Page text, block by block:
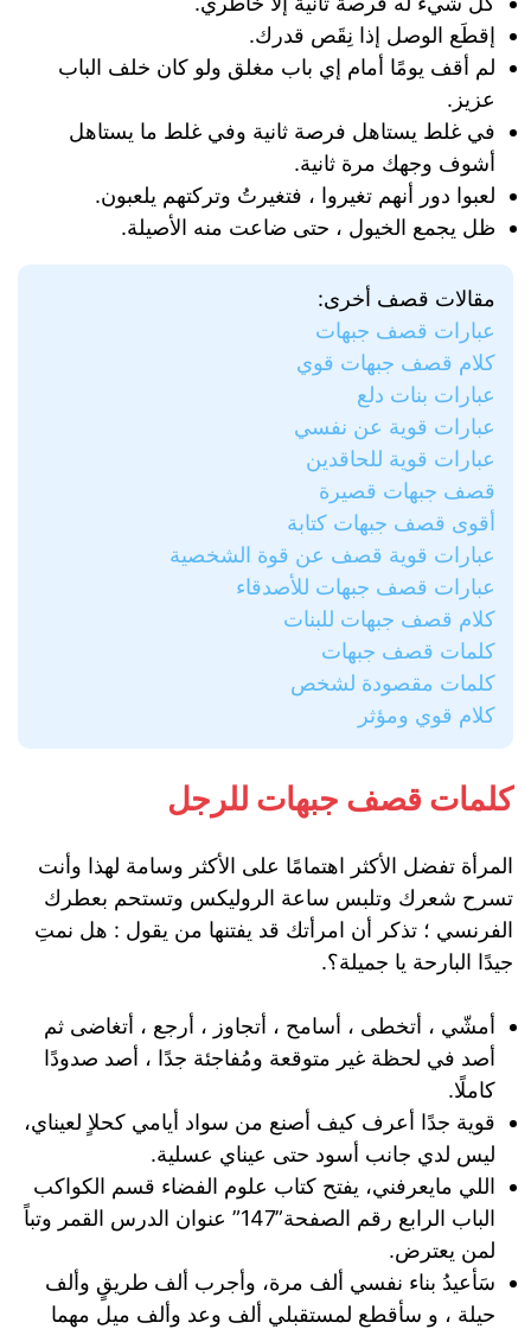
إقطَع الوصل إذا نِقَص قدرك.
لم أقف يومًا أمام إي باب مغلق ولو كان خلف الباب
عزيز.
في غلط يستاهل فرصة ثانية وفي غلط ما يستاهل
أشوف وجهك مرة ثانية.
لعبوا دور أنهم تغيروا ، فتغيرتُ وتركتهم يلعبون.
ظل يجمع الخيول ، حتى ضاعت منه الأصيلة.
مقالات قصف أخرى:
عبارات قصف جبهات
كلام قصف جبهات قوي
عبارات بنات دلع
عبارات قوية عن نفسي
عبارات قوية للحاقدين
قصف جبهات قصيرة
أقوى قصف جبهات كتابة
عبارات قوية قصف عن قوة الشخصية
عبارات قصف جبهات للأصدقاء
كلام قصف جبهات للبنات
كلمات قصف جبهات
كلمات مقصودة لشخص
كلام قوي ومؤثر
كلمات قصف جبهات للرجل
المرأة تفضل الأكثر اهتمامًا على الأكثر وسامة لهذا وأنت
تسرح شعرك وتلبس ساعة الروليكس وتستحم بعطرك
الفرنسي ؛ تذكر أن امرأتك قد يفتنها من يقول : هل نمتِ
جيدًا البارحة يا جميلة؟.
‏أمشّي ، أتخطى ، أسامح ، أتجاوز ، أرجع ، أتغاضى ثم
أصد في لحظة غير متوقعة ومُفاجئة جدًا ، أصد صدودًا
كاملًا.
قوية جدًا أعرف كيف أصنع من سواد أيامي كحلاٍ لعيناي،
ليس لدي جانب أسود حتى عيناي عسلية.
اللي مايعرفني، يفتح كتاب علوم الفضاء قسم الكواكب
الباب الرابع رقم الصفحة”147” عنوان الدرس القمر وتباً
لمن يعترض.
‏سَأعيدُ بناء نفسي ألف مرة، وأجرب ألف طريقٍ وألف
حيلة ، و سأقطع لمستقبلي ألف وعد وألف ميل مهما